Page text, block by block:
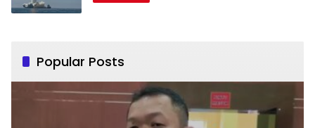
Popular Posts